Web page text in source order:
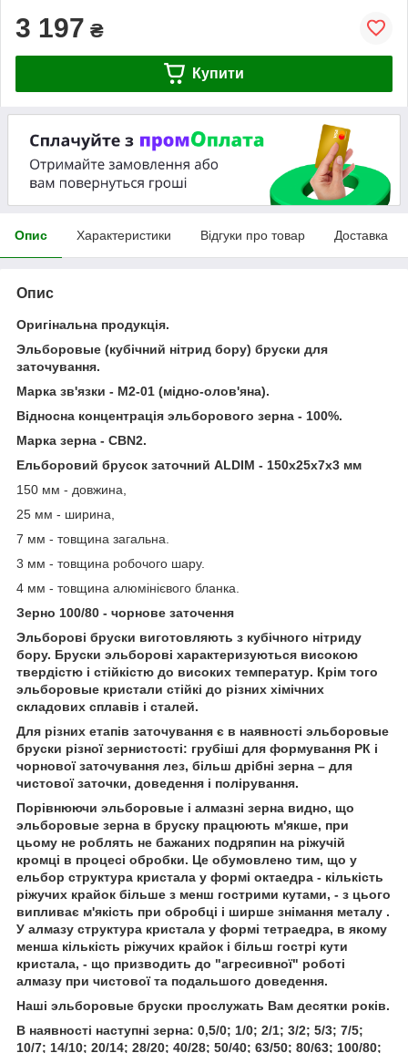
3 197 ₴
Купити
Опис Характеристики Відгуки про товар Доставка
Опис
Оригінальна продукція.
Эльборовые (кубічний нітрид бору) бруски для
заточування.
Марка зв'язки - М2-01 (мідно-олов'яна).
Відносна концентрація эльборового зерна - 100%.
Марка зерна - СBN2.
Ельборовий брусок заточний ALDIM - 150х25х7х3 мм
150 мм - довжина,
25 мм - ширина,
7 мм - товщина загальна.
3 мм - товщина робочого шару.
4 мм - товщина алюмінієвого бланка.
Зерно 100/80 - чорнове заточення
Эльборові бруски виготовляють з кубічного нітриду
бору. Бруски эльборові характеризуються високою
твердістю і стійкістю до високих температур. Крім того
эльборовые кристали стійкі до різних хімічних
складових сплавів і сталей.
Для різних етапів заточування є в наявності эльборовые
бруски різної зернистості: грубіші для формування РК і
чорнової заточування лез, більш дрібні зерна – для
чистової заточки, доведення і полірування.
Порівнюючи эльборовые і алмазні зерна видно, що
эльборовые зерна в бруску працюють м'якше, при
цьому не роблять не бажаних подряпин на ріжучій
кромці в процесі обробки. Це обумовлено тим, що у
ельбор структура кристала у формі октаедра - кількість
ріжучих крайок більше з менш гострими кутами, - з цього
випливає м'якість при обробці і ширше знімання металу .
У алмазу структура кристала у формі тетраедра, в якому
менша кількість ріжучих крайок і більш гострі кути
кристала, - що призводить до "агресивної" роботі
алмазу при чистової та подальшого доведення.
Наші эльборовые бруски прослужать Вам десятки років.
В наявності наступні зерна: 0,5/0; 1/0; 2/1; 3/2; 5/3; 7/5;
10/7; 14/10; 20/14; 28/20; 40/28; 50/40; 63/50; 80/63; 100/80;